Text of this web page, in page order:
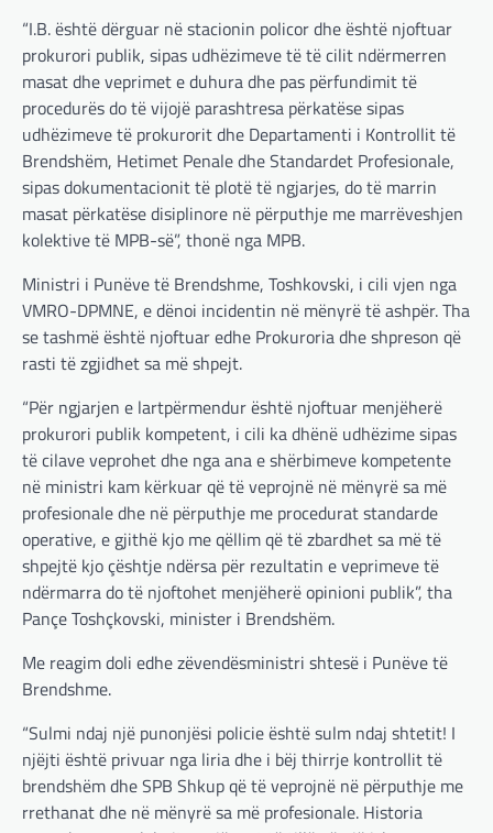
“I.B. është dërguar në stacionin policor dhe është njoftuar
prokurori publik, sipas udhëzimeve të të cilit ndërmerren
masat dhe veprimet e duhura dhe pas përfundimit të
procedurës do të vijojë parashtresa përkatëse sipas
udhëzimeve të prokurorit dhe Departamenti i Kontrollit të
Brendshëm, Hetimet Penale dhe Standardet Profesionale,
sipas dokumentacionit të plotë të ngjarjes, do të marrin
masat përkatëse disiplinore në përputhje me marrëveshjen
kolektive të MPB-së”, thonë nga MPB.
Ministri i Punëve të Brendshme, Toshkovski, i cili vjen nga
VMRO-DPMNE, e dënoi incidentin në mënyrë të ashpër. Tha
se tashmë është njoftuar edhe Prokuroria dhe shpreson që
rasti të zgjidhet sa më shpejt.
“Për ngjarjen e lartpërmendur është njoftuar menjëherë
prokurori publik kompetent, i cili ka dhënë udhëzime sipas
të cilave veprohet dhe nga ana e shërbimeve kompetente
në ministri kam kërkuar që të veprojnë në mënyrë sa më
profesionale dhe në përputhje me procedurat standarde
operative, e gjithë kjo me qëllim që të zbardhet sa më të
shpejtë kjo çështje ndërsa për rezultatin e veprimeve të
ndërmarra do të njoftohet menjëherë opinioni publik”, tha
Pançe Toshçkovski, minister i Brendshëm.
Me reagim doli edhe zëvendësministri shtesë i Punëve të
Brendshme.
“Sulmi ndaj një punonjësi policie është sulm ndaj shtetit! I
njëjti është privuar nga liria dhe i bëj thirrje kontrollit të
brendshëm dhe SPB Shkup që të veprojnë në përputhje me
rrethanat dhe në mënyrë sa më profesionale. Historia